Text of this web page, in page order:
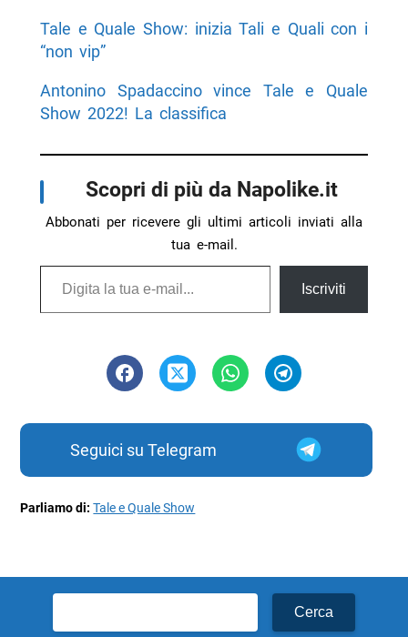
Tale e Quale Show: inizia Tali e Quali con i
“non vip”
Antonino Spadaccino vince Tale e Quale
Show 2022! La classifica
Scopri di più da Napolike.it
Abbonati per ricevere gli ultimi articoli inviati alla
tua e-mail.
Digita la tua e-mail...
Iscriviti
Seguici su Telegram
Parliamo di:Tale e Quale Show
per: